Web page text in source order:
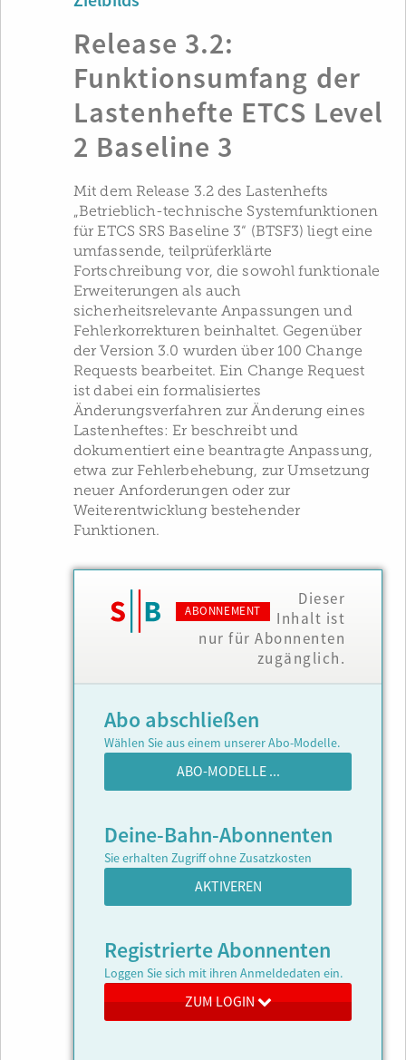
Release 3.2:
Funktionsumfang der
Lastenhefte ETCS Level
2 Baseline 3
Mit dem Release 3.2 des Lastenhefts
„Betrieblich-technische Systemfunktionen
für ETCS SRS Baseline 3“ (BTSF3) liegt eine
umfassende, teilprüferklärte
Fortschreibung vor, die sowohl funktionale
Erweiterungen als auch
sicherheitsrelevante Anpassungen und
Fehlerkorrekturen beinhaltet. Gegenüber
der Version 3.0 wurden über 100 Change
Requests bearbeitet. Ein Change Request
ist dabei ein formalisiertes
Änderungsverfahren zur Änderung eines
Lastenheftes: Er beschreibt und
dokumentiert eine beantragte Anpassung,
etwa zur Fehlerbehebung, zur Umsetzung
neuer Anforderungen oder zur
Weiterentwicklung bestehender
Funktionen.
ABONNEMENT
Dieser
Inhalt ist
nur für Abonnenten
zugänglich.
Abo abschließen
Wählen Sie aus einem unserer Abo-Modelle.
ABO-MODELLE ...
Deine-Bahn-Abonnenten
Sie erhalten Zugriff ohne Zusatzkosten
AKTIVEREN
Registrierte Abonnenten
Loggen Sie sich mit ihren Anmeldedaten ein.
ZUM LOGIN